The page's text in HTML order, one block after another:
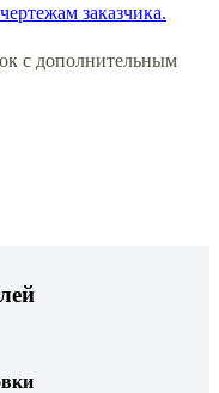
заказчика.
с дополнительным